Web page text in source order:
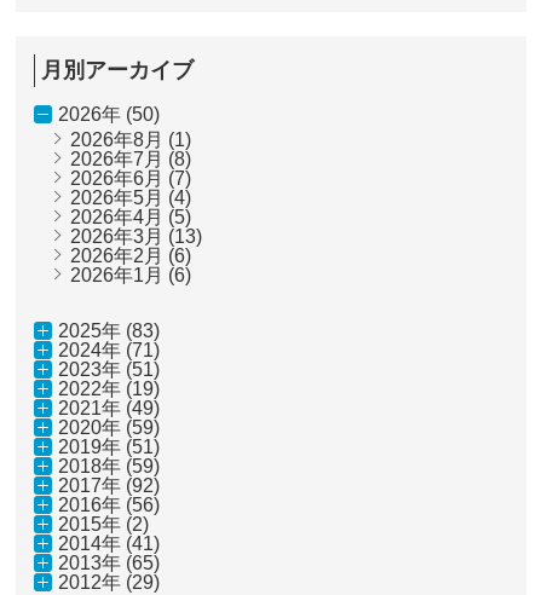
月別アーカイブ
2026年 (50)
2026年8月 (1)
2026年7月 (8)
2026年6月 (7)
2026年5月 (4)
2026年4月 (5)
2026年3月 (13)
2026年2月 (6)
2026年1月 (6)
2025年 (83)
2024年 (71)
2023年 (51)
2022年 (19)
2021年 (49)
2020年 (59)
2019年 (51)
2018年 (59)
2017年 (92)
2016年 (56)
2015年 (2)
2014年 (41)
2013年 (65)
2012年 (29)